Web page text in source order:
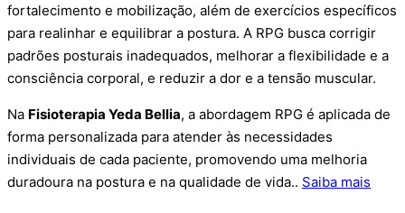
fortalecimento e mobilização, além de exercícios específicos
para realinhar e equilibrar a postura. A RPG busca corrigir
padrões posturais inadequados, melhorar a flexibilidade e a
consciência corporal, e reduzir a dor e a tensão muscular.
Na Fisioterapia Yeda Bellia, a abordagem RPG é aplicada de
forma personalizada para atender às necessidades
individuais de cada paciente, promovendo uma melhoria
duradoura na postura e na qualidade de vida.. Saiba mais